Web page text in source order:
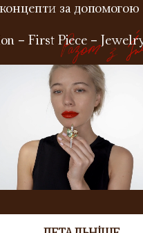
концепти за
- First Piece -